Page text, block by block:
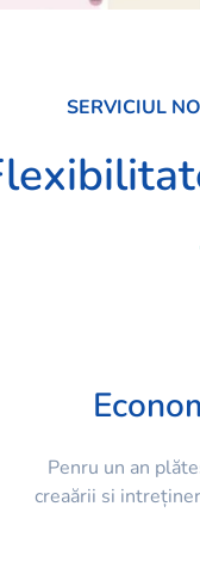
SERVICIUL
Penru un an
creaării si